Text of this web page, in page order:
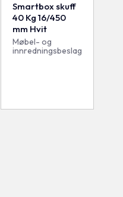
Smartbox skuff
40 Kg 16/450
mm Hvit
Møbel- og
innredningsbeslag